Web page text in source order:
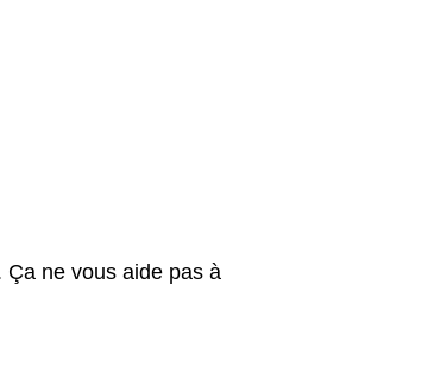
ne vous aide pas à